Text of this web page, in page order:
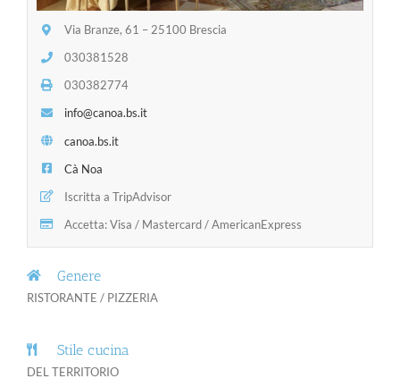
Via Branze, 61 – 25100 Brescia
030381528
030382774
info@canoa.bs.it
canoa.bs.it
Cà Noa
Iscritta a TripAdvisor
Accetta: Visa / Mastercard / AmericanExpress
Genere
RISTORANTE / PIZZERIA
Stile cucina
DEL TERRITORIO